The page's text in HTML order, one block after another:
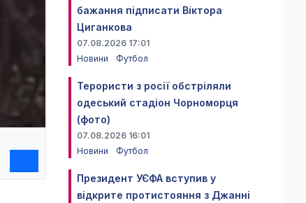
бажання підписати Віктора
Циганкова
07.08.2026 17:01
Новини
Футбол
Терористи з росії обстріляли
одеський стадіон Чорноморця
(фото)
07.08.2026 16:01
Новини
Футбол
Президент УЄФА вступив у
відкрите протистояння з Джанні